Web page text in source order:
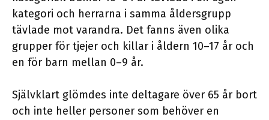
kategori och herrarna i samma åldersgrupp
tävlade mot varandra. Det fanns även olika
grupper för tjejer och killar i åldern 10–17 år och
en för barn mellan 0–9 år.
Självklart glömdes inte deltagare över 65 år bort
och inte heller personer som behöver en